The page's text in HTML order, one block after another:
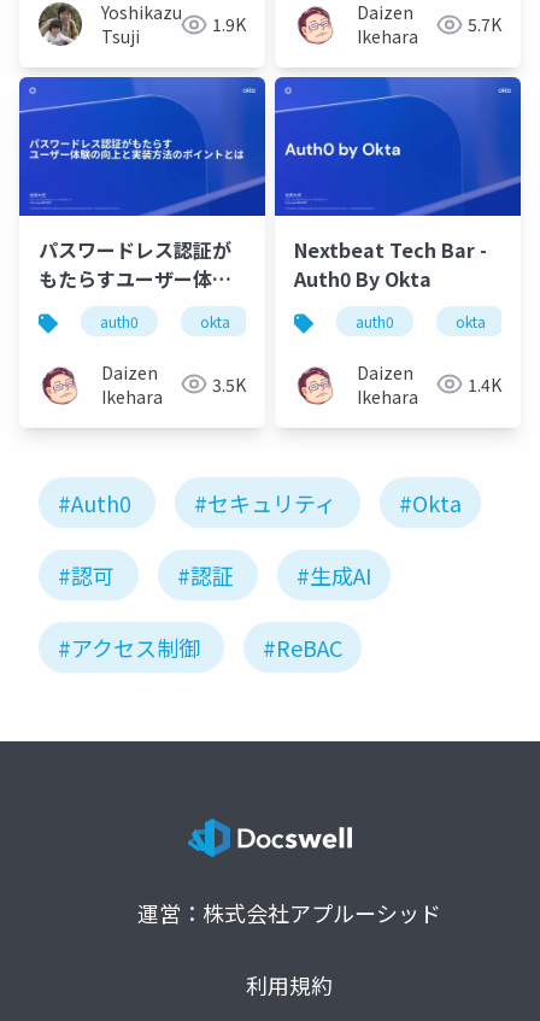
Yoshikazu
Tsuji
1.9K
装
Daizen
Ikehara
5.7K
パスワードレス認証が
もたらすユーザー体験
の向上と実装方法のポ
イントとは
auth0 okta passkeys webauthn
Daizen
Ikehara
3.5K
Nextbeat Tech Bar -
Auth0 By Okta
auth0 okta
Daizen
Ikehara
1.4K
#Auth0 #セキュリティ #Okta
#認可 #認証 #生成AI
#アクセス制御 #ReBAC
運営：株式会社アプルーシッド
利用規約